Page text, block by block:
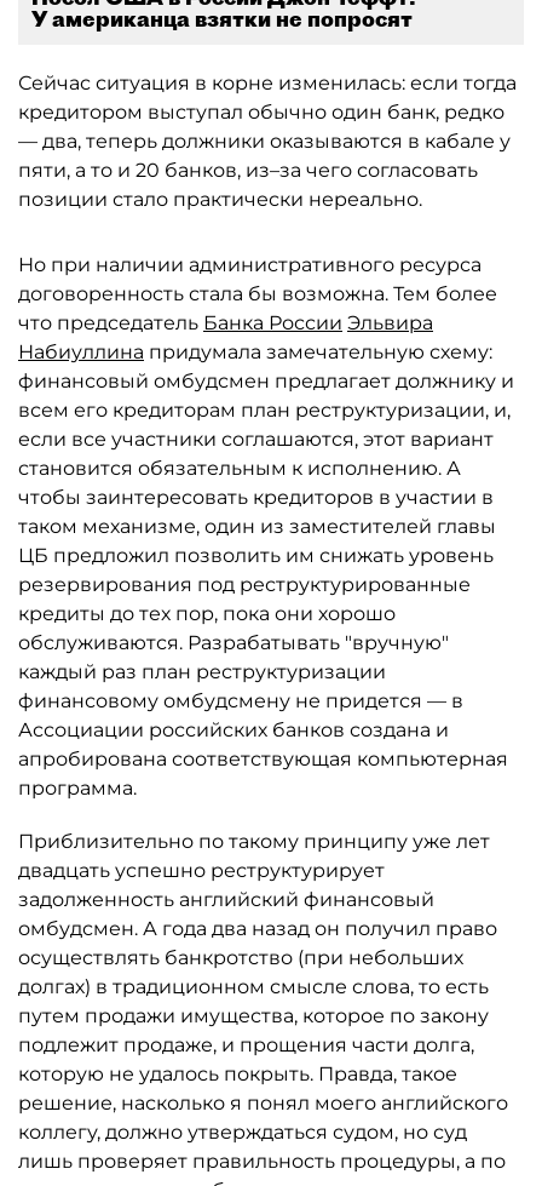
У американца взятки не попросят
Сейчас ситуация в корне изменилась: если тогда
кредитором выступал обычно один банк, редко
— два, теперь должники оказываются в кабале у
пяти, а то и 20 банков, из–за чего согласовать
позиции стало практически нереально.
Но при наличии административного ресурса
договоренность стала бы возможна. Тем более
что председатель Банка России Эльвира
Набиуллина придумала замечательную схему:
финансовый омбудсмен предлагает должнику и
всем его кредиторам план реструктуризации, и,
если все участники соглашаются, этот вариант
становится обязательным к исполнению. А
чтобы заинтересовать кредиторов в участии в
таком механизме, один из заместителей главы
ЦБ предложил позволить им снижать уровень
резервирования под реструктурированные
кредиты до тех пор, пока они хорошо
обслуживаются. Разрабатывать "вручную"
каждый раз план реструктуризации
финансовому омбудсмену не придется — в
Ассоциации российских банков создана и
апробирована соответствующая компьютерная
программа.
Приблизительно по такому принципу уже лет
двадцать успешно реструктурирует
задолженность английский финансовый
омбудсмен. А года два назад он получил право
осуществлять банкротство (при небольших
долгах) в традиционном смысле слова, то есть
путем продажи имущества, которое по закону
подлежит продаже, и прощения части долга,
которую не удалось покрыть. Правда, такое
решение, насколько я понял моего английского
коллегу, должно утверждаться судом, но суд
лишь проверяет правильность процедуры, а по